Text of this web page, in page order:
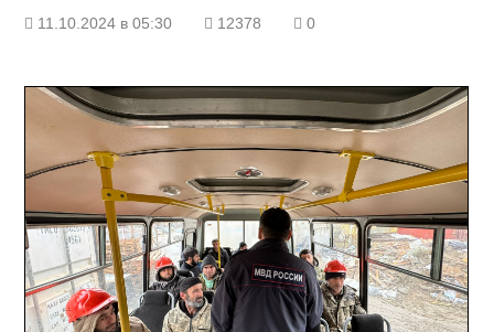
11.10.2024 в 05:30 12378 0